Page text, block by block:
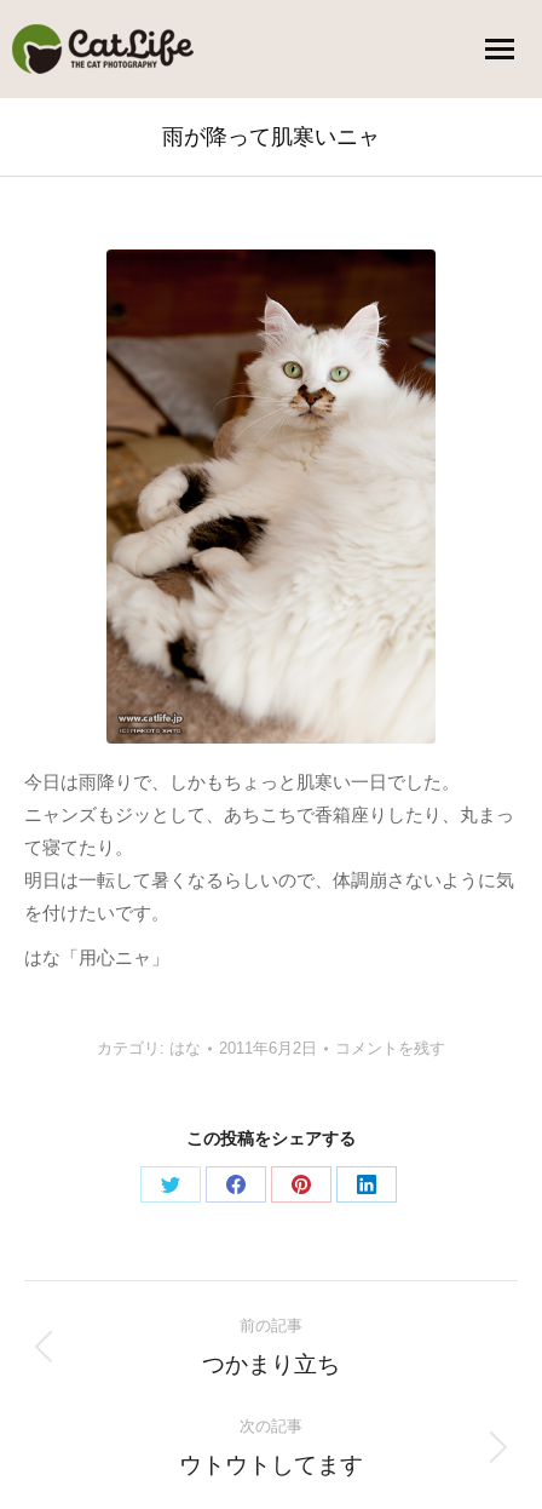
雨が降って肌寒いニャ
今日は雨降りで、しかもちょっと肌寒い一日でした。
ニャンズもジッとして、あちこちで香箱座りしたり、丸まっ
て寝てたり。
明日は一転して暑くなるらしいので、体調崩さないように気
を付けたいです。
はな「用心ニャ」
カテゴリ: はな 2011年6月2日 コメントを残す
この投稿をシェアする
Share
Share
Share
Share
navigation
前の記事
Previous
つかまり立ち
次の記事
Next
ウトウトしてます